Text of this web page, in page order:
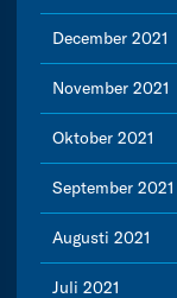
December 2021
November 2021
Oktober 2021
September 2021
Augusti 2021
Juli 2021